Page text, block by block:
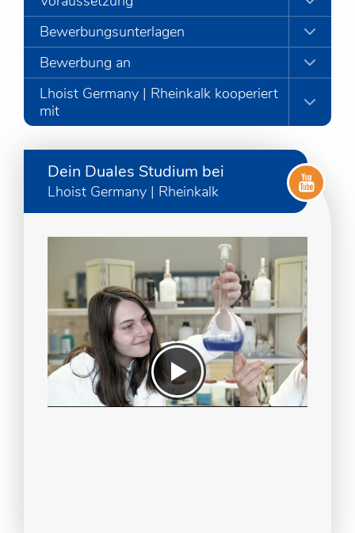
Bewerbungsunterlagen
Bewerbung an
Lhoist Germany | Rheinkalk kooperiert
mit
Dein Duales Studium bei
Lhoist Germany | Rheinkalk